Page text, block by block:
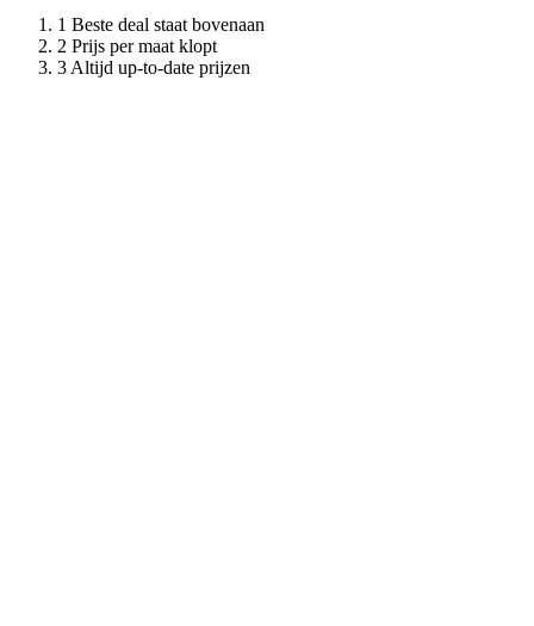
Beste deal staat bovenaan
Prijs per maat klopt
Altijd up-to-date prijzen